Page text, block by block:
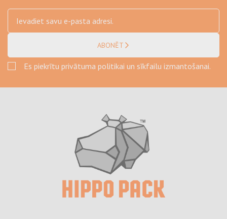
ABONĒT
Es piekrītu privātuma politikai un sīkfailu izmantošanai.